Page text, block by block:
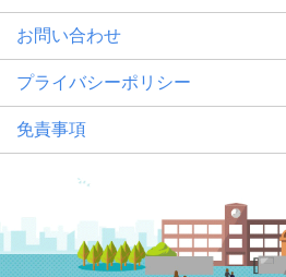
お問い合わせ
プライバシーポリシー
免責事項